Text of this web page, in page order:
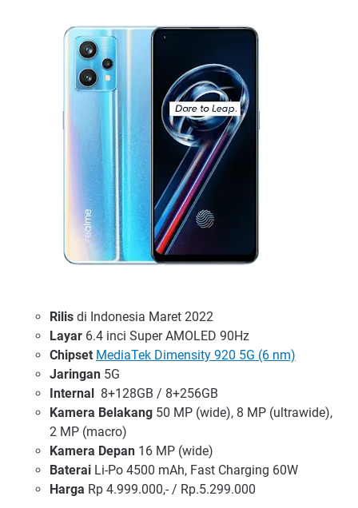
Rilis di Indonesia Maret 2022
Layar 6.4 inci Super AMOLED 90Hz
Chipset MediaTek Dimensity 920 5G (6 nm)
Jaringan 5G
Internal
8+128GB / 8+256GB
Kamera Belakang 50 MP (wide), 8 MP (ultrawide),
2 MP (macro)
Kamera Depan 16 MP (wide)
Baterai Li-Po 4500 mAh, Fast Charging 60W
Harga Rp 4.999.000,- / Rp.5.299.000